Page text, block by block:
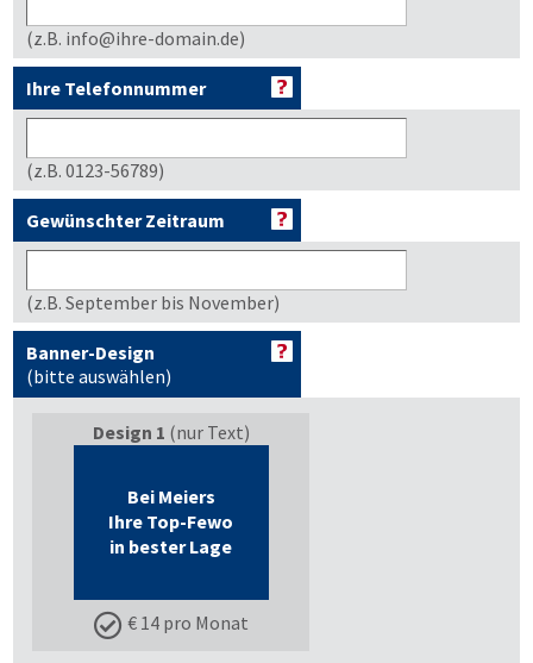
(z.B. info@ihre-domain.de)
Ihre Telefonnummer
(z.B. 0123-56789)
Gewünschter Zeitraum
(z.B. September bis November)
Banner-Design
(bitte auswählen)
Design 1 (nur Text)
Bei Meiers
Ihre Top-Fewo
in bester Lage
€ 14 pro Monat